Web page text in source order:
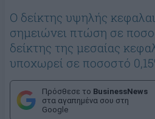
Ο δείκτης υψηλής
σημειώνει πτώση σε
δείκτης της μεσαίας
υποχωρεί σε ποσοστό
Πρόσθεσε το BusinessNews
στα αγαπημένα σου στη
Google